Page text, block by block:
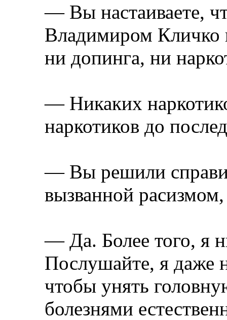
— Вы настаиваете,
Владимиром Кличко
ни допинга, ни
— Никаких
наркотиков до
— Вы решили
вызванной
— Да. Более того, я
Послушайте, я даже
чтобы унять
болезнями